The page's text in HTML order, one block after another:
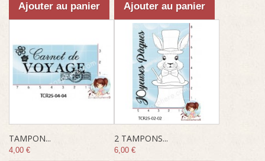
Ajouter au panier Ajouter au panier
TAMPON...
4,00 €
2 TAMPONS...
6,00 €